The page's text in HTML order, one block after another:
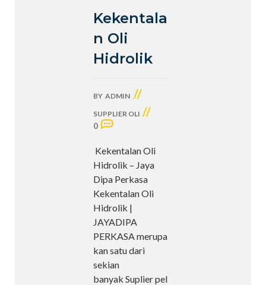
Kekentala
n Oli
Hidrolik
BY ADMIN //
SUPPLIER OLI //
0
Kekentalan Oli
Hidrolik – Jaya
Dipa Perkasa
Kekentalan Oli
Hidrolik |
JAYADIPA
PERKASA merupa
kan satu dari
sekian
banyak Suplier pel